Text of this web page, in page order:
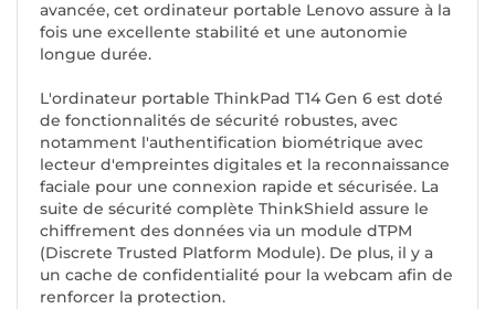
avancée, cet ordinateur portable Lenovo assure à la
fois une excellente stabilité et une autonomie
longue durée.
L'ordinateur portable ThinkPad T14 Gen 6 est doté
de fonctionnalités de sécurité robustes, avec
notamment l'authentification biométrique avec
lecteur d'empreintes digitales et la reconnaissance
faciale pour une connexion rapide et sécurisée. La
suite de sécurité complète ThinkShield assure le
chiffrement des données via un module dTPM
(Discrete Trusted Platform Module). De plus, il y a
un cache de confidentialité pour la webcam afin de
renforcer la protection.